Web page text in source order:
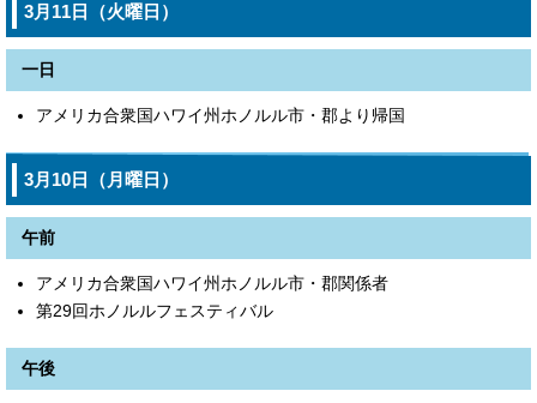
3月11日（火曜日）
一日
アメリカ合衆国ハワイ州ホノルル市・郡より帰国
3月10日（月曜日）
午前
アメリカ合衆国ハワイ州ホノルル市・郡関係者
第29回ホノルルフェスティバル
午後